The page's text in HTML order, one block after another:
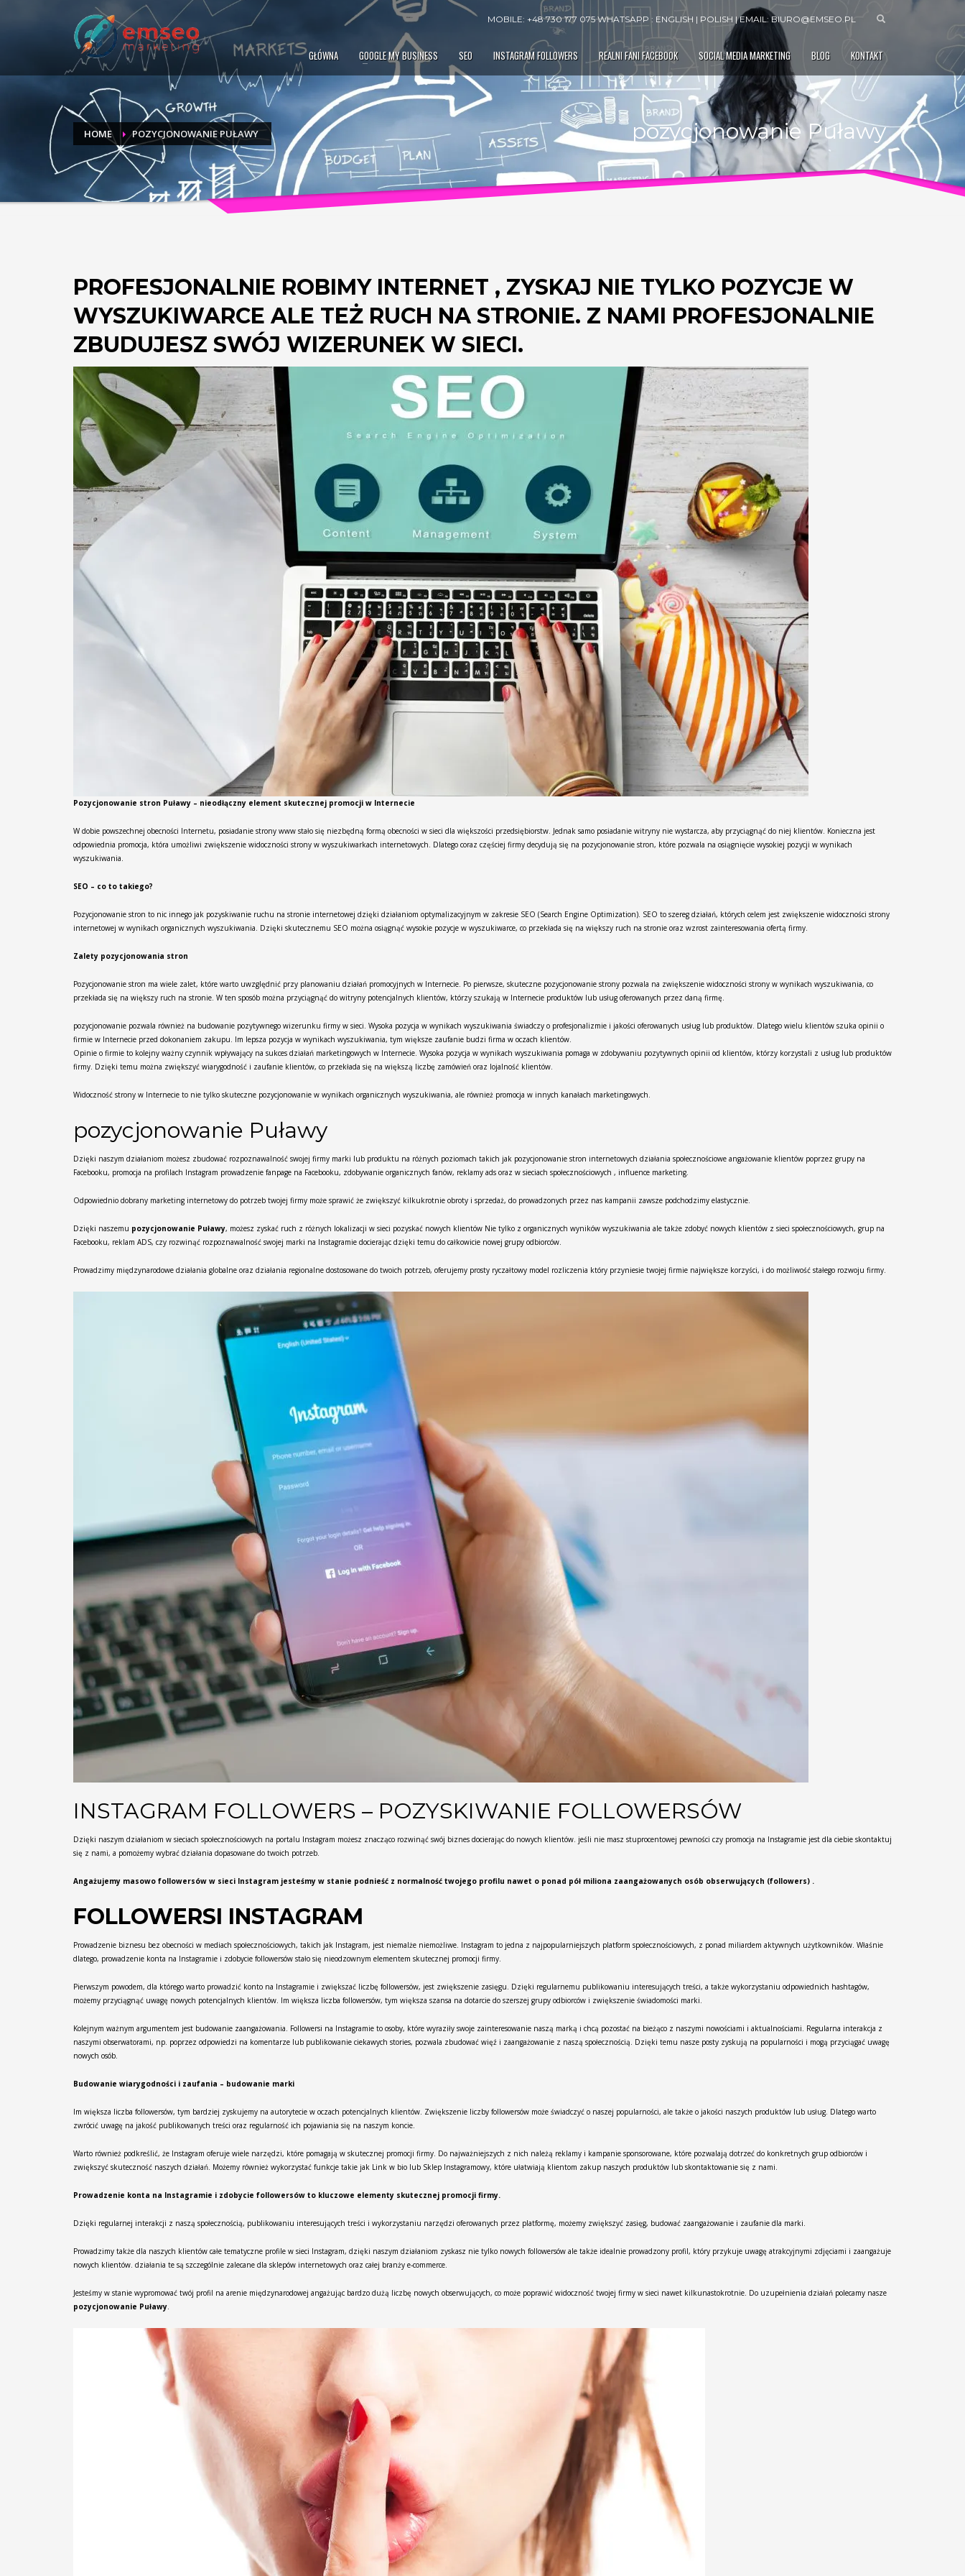
MOBILE: +48 730 177 075 WHATSAPP : ENGLISH | POLISH | EMAIL:BIURO@EMSEO.PL
GŁÓWNA GOOGLE MY BUSINESS SEO INSTAGRAM FOLLOWERS REALNI FANI FACEBOOK SOCIAL MEDIA MARKETING BLOG KONTAKT
HOME POZYCJONOWANIE PUŁAWY pozycjonowanie Puławy
PROFESJONALNIE ROBIMY INTERNET , ZYSKAJ NIE TYLKO POZYCJE W
WYSZUKIWARCE ALE TEŻ RUCH NA STRONIE. Z NAMI PROFESJONALNIE
ZBUDUJESZ SWÓJ WIZERUNEK W SIECI.
Pozycjonowanie stron Puławy – nieodłączny element skutecznej promocji w Internecie
W dobie powszechnej obecności Internetu, posiadanie strony www stało się niezbędną formą obecności w sieci dla większości przedsiębiorstw. Jednak samo posiadanie witryny nie wystarcza, aby przyciągnąć do niej klientów. Konieczna jest
odpowiednia promocja, która umożliwi zwiększenie widoczności strony w wyszukiwarkach internetowych. Dlatego coraz częściej firmy decydują się na pozycjonowanie stron, które pozwala na osiągnięcie wysokiej pozycji w wynikach
wyszukiwania.
SEO – co to takiego?
Pozycjonowanie stron to nic innego jak pozyskiwanie ruchu na stronie internetowej dzięki działaniom optymalizacyjnym w zakresie SEO (Search Engine Optimization). SEO to szereg działań, których celem jest zwiększenie widoczności strony
internetowej w wynikach organicznych wyszukiwania. Dzięki skutecznemu SEO można osiągnąć wysokie pozycje w wyszukiwarce, co przekłada się na większy ruch na stronie oraz wzrost zainteresowania ofertą firmy.
Zalety pozycjonowania stron
Pozycjonowanie stron ma wiele zalet, które warto uwzględnić przy planowaniu działań promocyjnych w Internecie. Po pierwsze, skuteczne pozycjonowanie strony pozwala na zwiększenie widoczności strony w wynikach wyszukiwania, co
przekłada się na większy ruch na stronie. W ten sposób można przyciągnąć do witryny potencjalnych klientów, którzy szukają w Internecie produktów lub usług oferowanych przez daną firmę.
pozycjonowanie pozwala również na budowanie pozytywnego wizerunku firmy w sieci. Wysoka pozycja w wynikach wyszukiwania świadczy o profesjonalizmie i jakości oferowanych usług lub produktów. Dlatego wielu klientów szuka opinii o
firmie w Internecie przed dokonaniem zakupu. Im lepsza pozycja w wynikach wyszukiwania, tym większe zaufanie budzi firma w oczach klientów.
Opinie o firmie to kolejny ważny czynnik wpływający na sukces działań marketingowych w Internecie. Wysoka pozycja w wynikach wyszukiwania pomaga w zdobywaniu pozytywnych opinii od klientów, którzy korzystali z usług lub produktów
firmy. Dzięki temu można zwiększyć wiarygodność i zaufanie klientów, co przekłada się na większą liczbę zamówień oraz lojalność klientów.
Widoczność strony w Internecie to nie tylko skuteczne pozycjonowanie w wynikach organicznych wyszukiwania, ale również promocja w innych kanałach marketingowych.
pozycjonowanie Puławy
Dzięki naszym działaniom możesz zbudować rozpoznawalność swojej firmy marki lub produktu na różnych poziomach takich jak pozycjonowanie stron internetowych działania społecznościowe angażowanie klientów poprzez grupy na
Facebooku, promocja na profilach Instagram prowadzenie fanpage na Facebooku, zdobywanie organicznych fanów, reklamy ads oraz w sieciach społecznościowych , influence marketing.
Odpowiednio dobrany marketing internetowy do potrzeb twojej firmy może sprawić że zwiększyć kilkukrotnie obroty i sprzedaż, do prowadzonych przez nas kampanii zawsze podchodzimy elastycznie.
Dzięki naszemu pozycjonowanie Puławy, możesz zyskać ruch z różnych lokalizacji w sieci pozyskać nowych klientów Nie tylko z organicznych wyników wyszukiwania ale także zdobyć nowych klientów z sieci społecznościowych, grup na
Facebooku, reklam ADS, czy rozwinąć rozpoznawalność swojej marki na Instagramie docierając dzięki temu do całkowicie nowej grupy odbiorców.
Prowadzimy międzynarodowe działania globalne oraz działania regionalne dostosowane do twoich potrzeb, oferujemy prosty ryczałtowy model rozliczenia który przyniesie twojej firmie największe korzyści, i do możliwość stałego rozwoju firmy.
INSTAGRAM FOLLOWERS – POZYSKIWANIE FOLLOWERSÓW
Dzięki naszym działaniom w sieciach społecznościowych na portalu Instagram możesz znacząco rozwinąć swój biznes docierając do nowych klientów. jeśli nie masz stuprocentowej pewności czy promocja na Instagramie jest dla ciebie skontaktuj
się z nami, a pomożemy wybrać działania dopasowane do twoich potrzeb.
Angażujemy masowo followersów w sieci Instagram jesteśmy w stanie podnieść z normalność twojego profilu nawet o ponad pół miliona zaangażowanych osób obserwujących (followers) .
FOLLOWERSI INSTAGRAM
Prowadzenie biznesu bez obecności w mediach społecznościowych, takich jak Instagram, jest niemalże niemożliwe. Instagram to jedna z najpopularniejszych platform społecznościowych, z ponad miliardem aktywnych użytkowników. Właśnie
dlatego, prowadzenie konta na Instagramie i zdobycie followersów stało się nieodzownym elementem skutecznej promocji firmy.
Pierwszym powodem, dla którego warto prowadzić konto na Instagramie i zwiększać liczbę followersów, jest zwiększenie zasięgu. Dzięki regularnemu publikowaniu interesujących treści, a także wykorzystaniu odpowiednich hashtagów,
możemy przyciągnąć uwagę nowych potencjalnych klientów. Im większa liczba followersów, tym większa szansa na dotarcie do szerszej grupy odbiorców i zwiększenie świadomości marki.
Kolejnym ważnym argumentem jest budowanie zaangażowania. Followersi na Instagramie to osoby, które wyraziły swoje zainteresowanie naszą marką i chcą pozostać na bieżąco z naszymi nowościami i aktualnościami. Regularna interakcja z
naszymi obserwatorami, np. poprzez odpowiedzi na komentarze lub publikowanie ciekawych stories, pozwala zbudować więź i zaangażowanie z naszą społecznością. Dzięki temu nasze posty zyskują na popularności i mogą przyciągać uwagę
nowych osób.
Budowanie wiarygodności i zaufania – budowanie marki
Im większa liczba followersów, tym bardziej zyskujemy na autorytecie w oczach potencjalnych klientów. Zwiększenie liczby followersów może świadczyć o naszej popularności, ale także o jakości naszych produktów lub usług. Dlatego warto
zwrócić uwagę na jakość publikowanych treści oraz regularność ich pojawiania się na naszym koncie.
Warto również podkreślić, że Instagram oferuje wiele narzędzi, które pomagają w skutecznej promocji firmy. Do najważniejszych z nich należą reklamy i kampanie sponsorowane, które pozwalają dotrzeć do konkretnych grup odbiorców i
zwiększyć skuteczność naszych działań. Możemy również wykorzystać funkcje takie jak Link w bio lub Sklep Instagramowy, które ułatwiają klientom zakup naszych produktów lub skontaktowanie się z nami.
Prowadzenie konta na Instagramie i zdobycie followersów to kluczowe elementy skutecznej promocji firmy.
Dzięki regularnej interakcji z naszą społecznością, publikowaniu interesujących treści i wykorzystaniu narzędzi oferowanych przez platformę, możemy zwiększyć zasięg, budować zaangażowanie i zaufanie dla marki.
Prowadzimy także dla naszych klientów całe tematyczne profile w sieci Instagram, dzięki naszym działaniom zyskasz nie tylko nowych followersów ale także idealnie prowadzony profil, który przykuje uwagę atrakcyjnymi zdjęciami i zaangażuje
nowych klientów. działania te są szczególnie zalecane dla sklepów internetowych oraz całej branży e-commerce.
Jesteśmy w stanie wypromować twój profil na arenie międzynarodowej angażując bardzo dużą liczbę nowych obserwujących, co może poprawić widoczność twojej firmy w sieci nawet kilkunastokrotnie. Do uzupełnienia działań polecamy nasze
pozycjonowanie Puławy.